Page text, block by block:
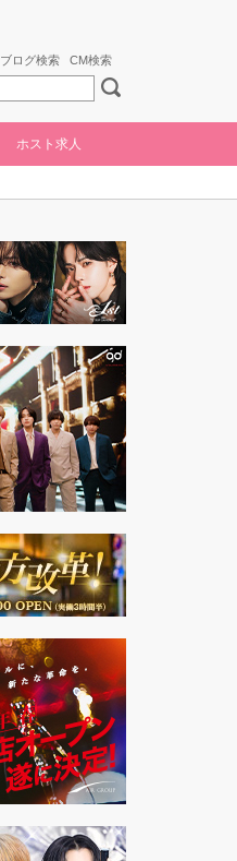
ブログ検索 CM検索
ホスト求人